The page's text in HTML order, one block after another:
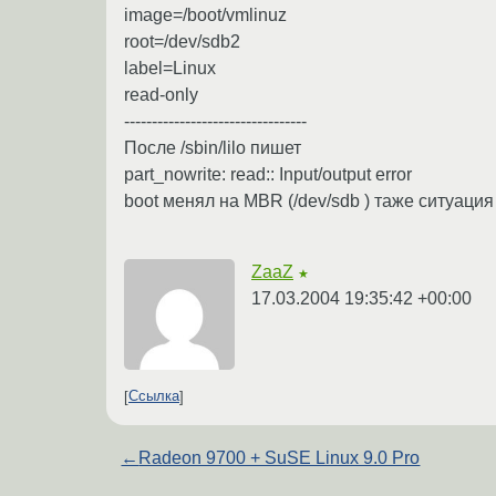
image=/boot/vmlinuz
root=/dev/sdb2
label=Linux
read-only
---------------------------------
После /sbin/lilo пишет
part_nowrite: read:: Input/output error
boot менял на MBR (/dev/sdb ) таже ситуация
ZaaZ ★
17.03.2004 19:35:42 +00:00
Ссылка
← Radeon 9700 + SuSE Linux 9.0 Pro